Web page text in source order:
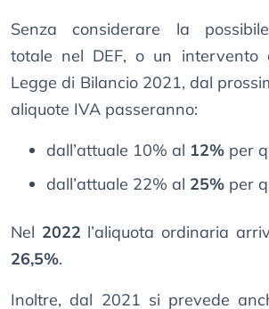
Senza considerare la
totale nel DEF, o un
Legge di Bilancio 2021, dal
aliquote IVA passeranno:
dall’attuale 10% al 12% per
dall’attuale 22% al 25% per
Nel 2022 l’aliquota ordinaria
26,5%.
Inoltre, dal 2021 si prevede